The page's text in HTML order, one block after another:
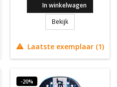
TECH VIPER JL 3.0 BOX BLAUW/GROEN
In winkelwagen
BekijkBabolat
 Laatste exemplaar (1)
-20%